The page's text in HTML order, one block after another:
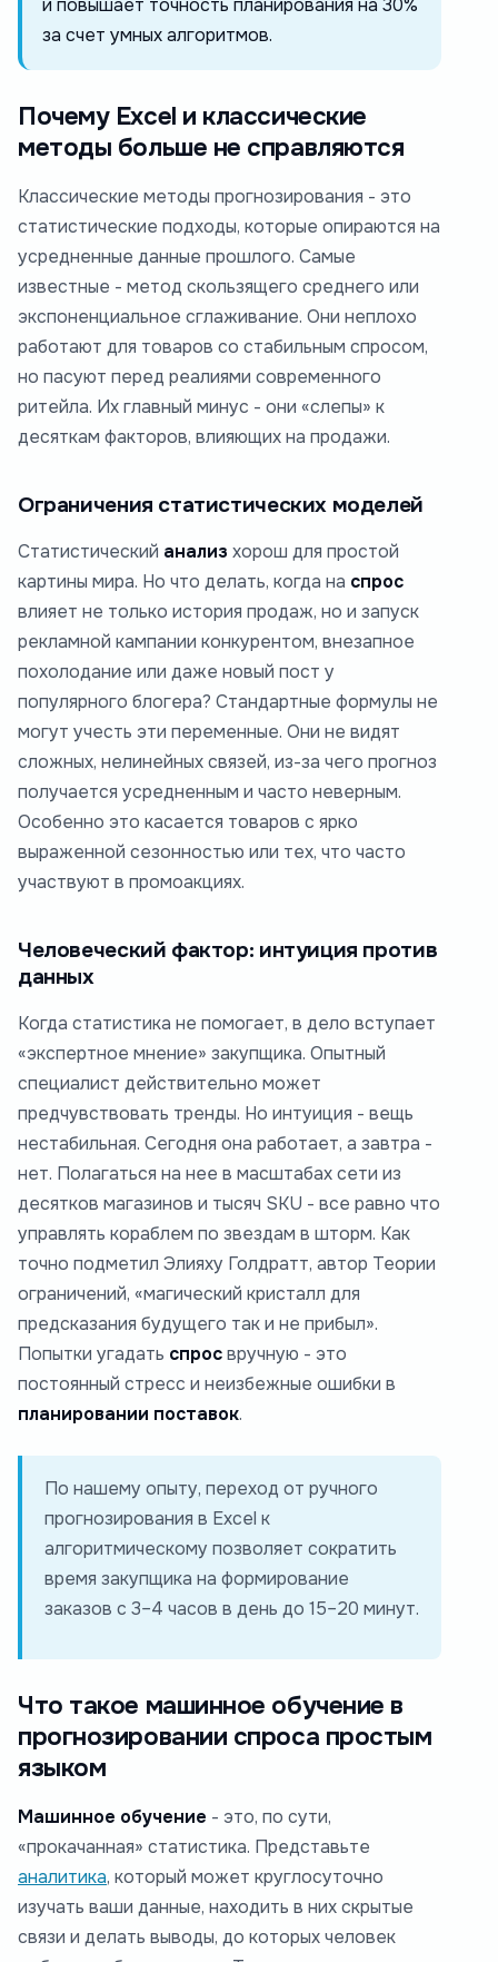
и повышает точность планирования на 30%
за счет умных алгоритмов.
Почему Excel и классические
методы больше не справляются
Классические методы прогнозирования - это
статистические подходы, которые опираются на
усредненные данные прошлого. Самые
известные - метод скользящего среднего или
экспоненциальное сглаживание. Они неплохо
работают для товаров со стабильным спросом,
но пасуют перед реалиями современного
ритейла. Их главный минус - они «слепы» к
десяткам факторов, влияющих на продажи.
Ограничения статистических моделей
Статистический анализ хорош для простой
картины мира. Но что делать, когда на спрос
влияет не только история продаж, но и запуск
рекламной кампании конкурентом, внезапное
похолодание или даже новый пост у
популярного блогера? Стандартные формулы не
могут учесть эти переменные. Они не видят
сложных, нелинейных связей, из-за чего прогноз
получается усредненным и часто неверным.
Особенно это касается товаров с ярко
выраженной сезонностью или тех, что часто
участвуют в промоакциях.
Человеческий фактор: интуиция против
данных
Когда статистика не помогает, в дело вступает
«экспертное мнение» закупщика. Опытный
специалист действительно может
предчувствовать тренды. Но интуиция - вещь
нестабильная. Сегодня она работает, а завтра -
нет. Полагаться на нее в масштабах сети из
десятков магазинов и тысяч SKU - все равно что
управлять кораблем по звездам в шторм. Как
точно подметил Элияху Голдратт, автор Теории
ограничений, «магический кристалл для
предсказания будущего так и не прибыл».
Попытки угадать спросвручную - это
постоянный стресс и неизбежные ошибки в
планировании поставок.
По нашему опыту, переход от ручного
прогнозирования в Excel к
алгоритмическому позволяет сократить
время закупщика на формирование
заказов с 3–4 часов в день до 15–20 минут.
Что такое машинное обучение в
прогнозировании спроса простым
языком
Машинное обучение - это, по сути,
«прокачанная» статистика. Представьте
аналитика, который может круглосуточно
изучать ваши данные, находить в них скрытые
связи и делать выводы, до которых человек